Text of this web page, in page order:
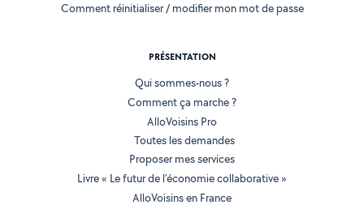
Comment réinitialiser / modifier mon mot de passe
PRÉSENTATION
Qui sommes-nous ?
Comment ça marche ?
AlloVoisins Pro
Toutes les demandes
Proposer mes services
Livre « Le futur de l'économie collaborative »
AlloVoisins en France